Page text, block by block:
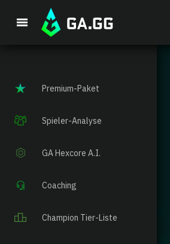
Premium-Paket
Spieler-Analyse
GA Hexcore A.I.
Coaching
Champion Tier-Liste